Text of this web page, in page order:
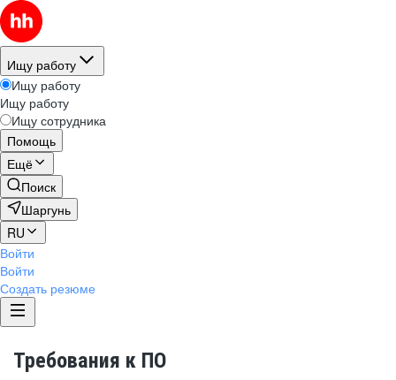
Ищу работу
Ищу работу
Ищу работу
Ищу сотрудника
Помощь
Ещё
Поиск
Шаргунь
RU
Войти
Войти
Создать резюме
Требования к ПО